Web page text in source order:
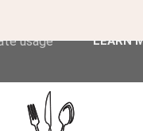
agent
usage
LEARN